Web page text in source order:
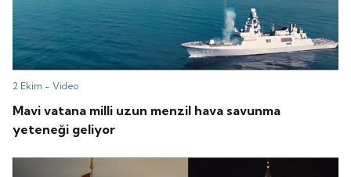
2 Ekim -Video
Mavi vatana milli uzun menzil hava savunma
yeteneği geliyor